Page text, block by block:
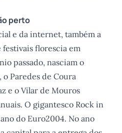
perto
e da internet, também a
florescia em
passado, nasciam o
o Paredes de Coura
e o Vilar de Mouros
O gigantesco Rock in
do Euro2004. No ano